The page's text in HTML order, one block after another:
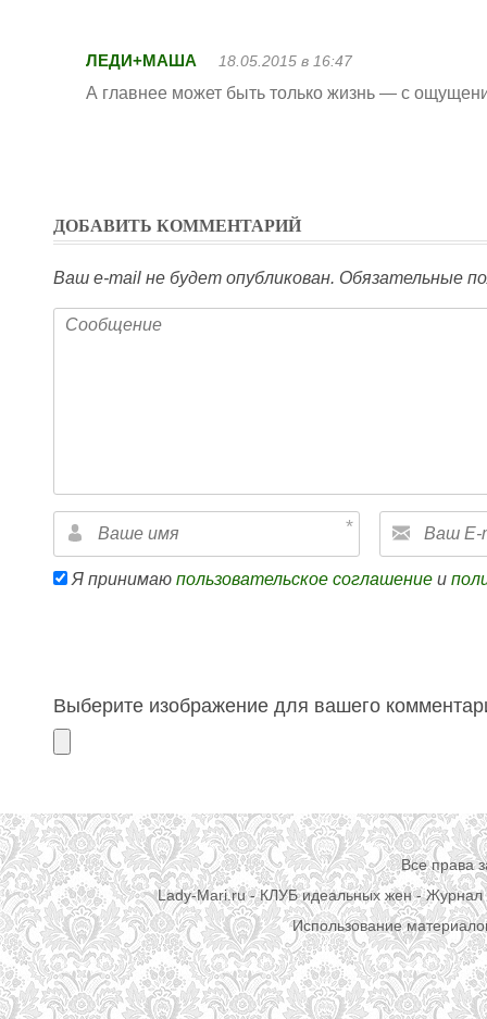
ЛЕДИ+МАША 18.05.2015 в 16:47
А главнее может быть только жизнь — с
ДОБАВИТЬ КОММЕНТАРИЙ
Ваш e-mail не будет опубликован. Обязательные
Я принимаю пользовательское соглашение и
Выберите изображение для вашего
Все права
Lady-Mari.ru - КЛУБ идеальных жен - Журнал
Использование